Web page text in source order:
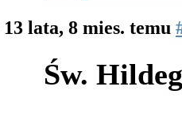
13 lata, 8 mies. temu
Św.